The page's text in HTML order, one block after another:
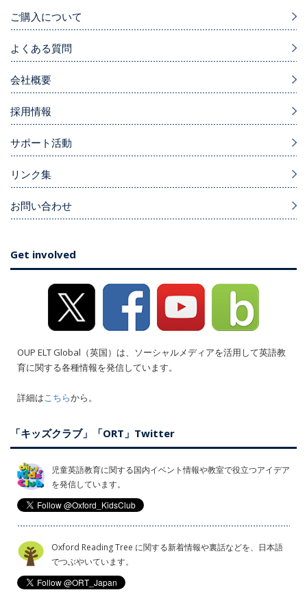
ご購入について
よくある質問
会社概要
採用情報
サポート活動
リンク集
お問い合わせ
Get involved
OUP ELT Global（英国）は、ソーシャルメディアを活用して英語教
育に関する各種情報を発信しています。
詳細はこちらから。
「キッズクラブ」「ORT」Twitter
児童英語教育に関する国内イベント情報や教室で役立つアイデア
を発信しています。
Oxford Reading Tree に関する新着情報や裏話などを、日本語
でつぶやいています。